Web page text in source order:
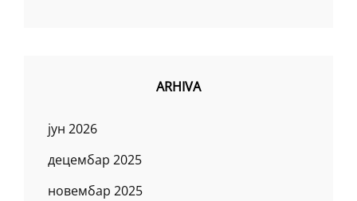
ARHIVA
јун 2026
децембар 2025
новембар 2025